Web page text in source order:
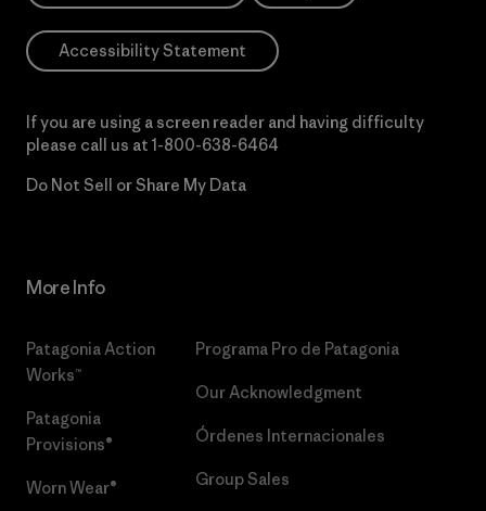
Accessibility Statement
If you are using a screen reader and having difficulty
please call us at 1-800-638-6464
Do Not Sell or Share My Data
More Info
Patagonia Action
Works™
Patagonia
Provisions®
Worn Wear®
Programa Pro de Patagonia
Our Acknowledgment
Órdenes Internacionales
Group Sales